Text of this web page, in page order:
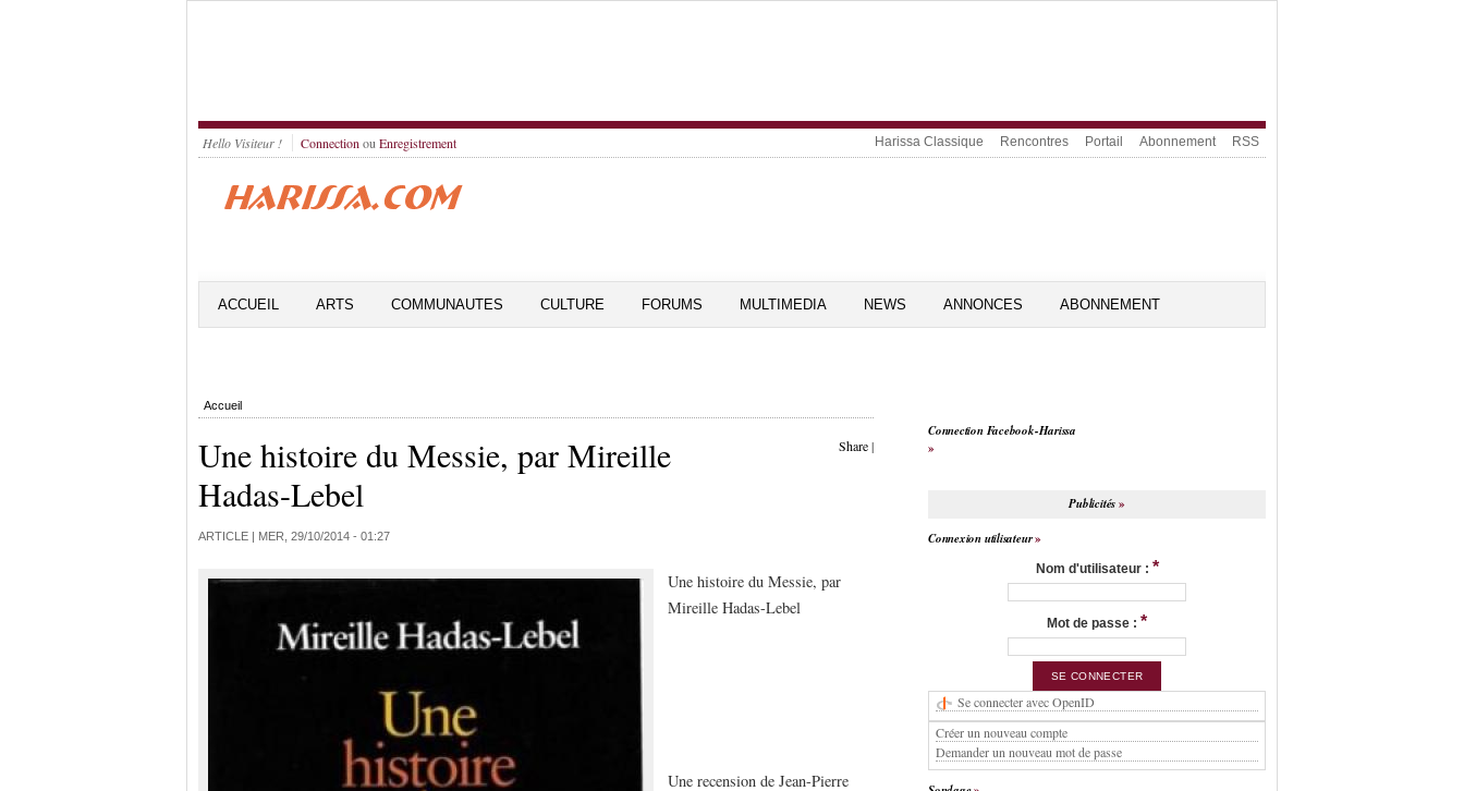
Hello Visiteur ! Connection ou Enregistrement Harissa Classique Rencontres Portail Abonnement RSS
ACCUEIL ARTS COMMUNAUTES CULTURE FORUMS MULTIMEDIA NEWS ANNONCES ABONNEMENT
Accueil
Share|
Une histoire du Messie, par Mireille
Hadas-Lebel
ARTICLE | MER, 29/10/2014 - 01:27
Une histoire du Messie, par
Mireille Hadas-Lebel
Une recension de Jean-Pierre
Connection Facebook-Harissa
Publicités
Connexion utilisateur
Nom d'utilisateur : *
Mot de passe : *
Se connecter avec OpenID
Créer un nouveau compte
Demander un nouveau mot de passe